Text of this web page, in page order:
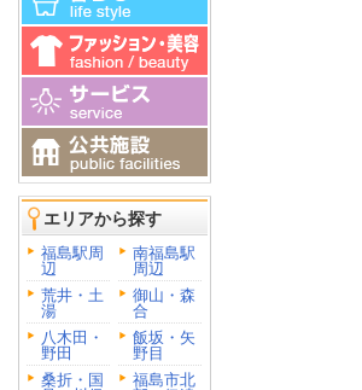
エリアから探す
福島駅周
辺
南福島駅
周辺
荒井・土
湯
御山・森
合
八木田・
野田
飯坂・矢
野目
桑折・国
福島市北